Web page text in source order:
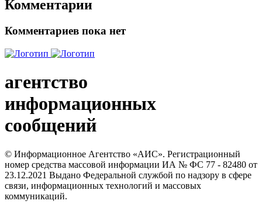
Комментарии
Комментариев пока нет
агентство
информационных
сообщений
© Информационное Агентство «АИС». Регистрационный
номер средства массовой информации ИА № ФС 77 - 82480 от
23.12.2021 Выдано Федеральной службой по надзору в сфере
связи, информационных технологий и массовых
коммуникаций.